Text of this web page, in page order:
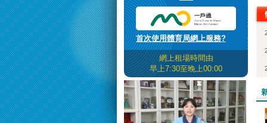
首次使用體育局網上服務?
網上租場時間由
早上7:30至晚上00:00